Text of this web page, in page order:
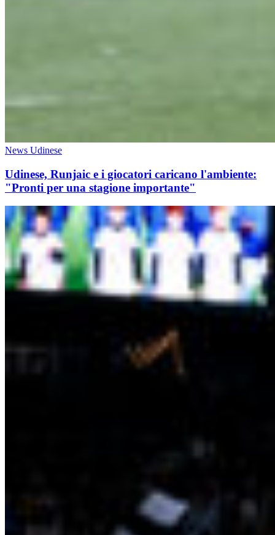
News Udinese
Udinese, Runjaic e i giocatori caricano l'ambiente:
"Pronti per una stagione importante"